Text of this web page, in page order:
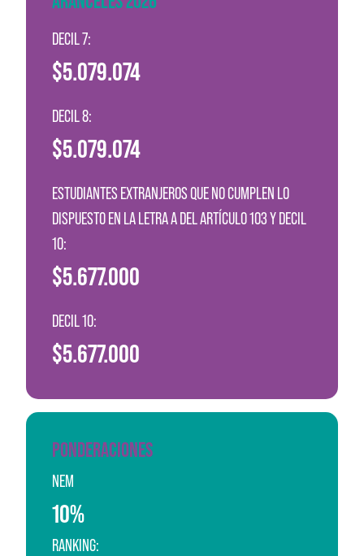
DECIL 7:
$5.079.074
DECIL 8:
$5.079.074
ESTUDIANTES EXTRANJEROS QUE NO CUMPLEN LO
DISPUESTO EN LA LETRA A DEL ARTÍCULO 103 Y DECIL
10:
$5.677.000
DECIL 10:
$5.677.000
PONDERACIONES
NEM
10%
RANKING: